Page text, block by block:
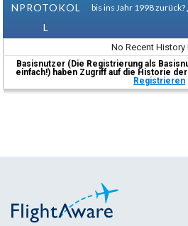
NPROTOKOL
L
bis ins Jahr 1998 zurück?
No Recent History
Basisnutzer (Die Registrierung als
einfach!) haben Zugriff auf die Historie
Registrieren